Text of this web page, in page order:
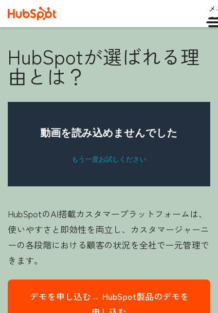
HubSpotが選ばれる理
由とは？
HubSpotのAI搭載カスタマープラットフォームは、
使いやすさと即効性を両立し、カスタマージャーニ
ーの各段階における顧客の状況を全社で一元管理で
きます。
デモを申し込む→ HubSpot製品のデモを